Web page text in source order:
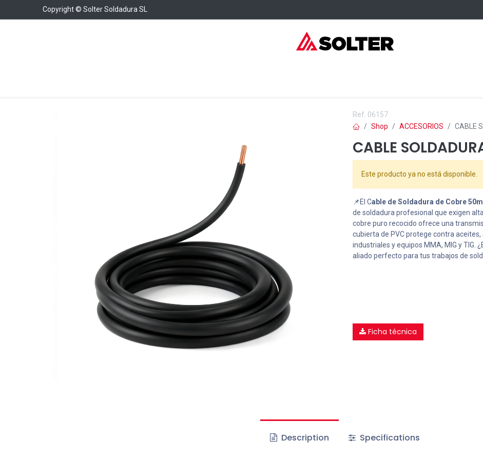
Copyright © Solter Soldadura SL
Ref. 06157
Shop
ACCESORIOS CABLE
CABLE
Este producto ya no está disponible.
📌El Cable de Soldadura de Cobre
de soldadura profesional que exigen
cobre puro recocido ofrece una
cubierta de PVC protege contra
industriales y equipos MMA, MIG y TIG.
aliado perfecto para tus trabajos de
Ficha técnica
Description Specifications